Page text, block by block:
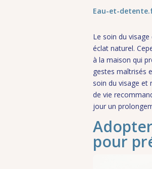
Eau-et-
Le soin du
éclat naturel.
à la maison qui
gestes maîtrisés
soin du visage et
de vie
jour un
pour